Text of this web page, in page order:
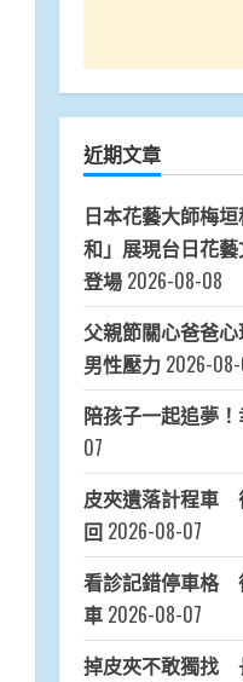
近期文章
日本花藝大師梅
和」展現台日花
登場 2026-08-08
父親節關心爸爸
男性壓力 2026-
陪孩子一起追夢
07
皮夾遺落計程車
回 2026-08-07
看診記錯停車格
車 2026-08-07
掉皮夾不敢獨找